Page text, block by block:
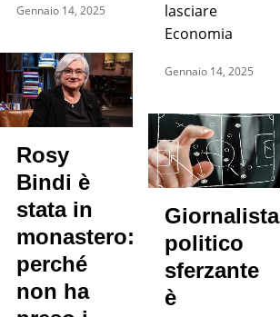
Gennaio 14, 2025
lasciare
Economia
Gennaio 14, 2025
Rosy
Bindi è
stata in
monastero:
perché
non ha
Giornalista
politico
sferzante
è